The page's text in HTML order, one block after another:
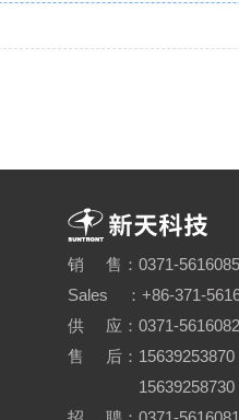
销 售：0371-
Sales ：+86-371-
供 应：0371-
售 后：15639253870
15639258730